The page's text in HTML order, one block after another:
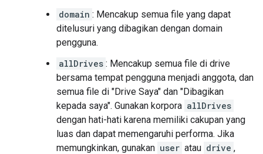
domain : Mencakup semua file yang dapat
ditelusuri yang dibagikan dengan domain
pengguna.
allDrives : Mencakup semua file di drive
bersama tempat pengguna menjadi anggota, dan
semua file di "Drive Saya" dan "Dibagikan
kepada saya". Gunakan korpora allDrives
dengan hati-hati karena memiliki cakupan yang
luas dan dapat memengaruhi performa. Jika
memungkinkan, gunakan user atau drive ,